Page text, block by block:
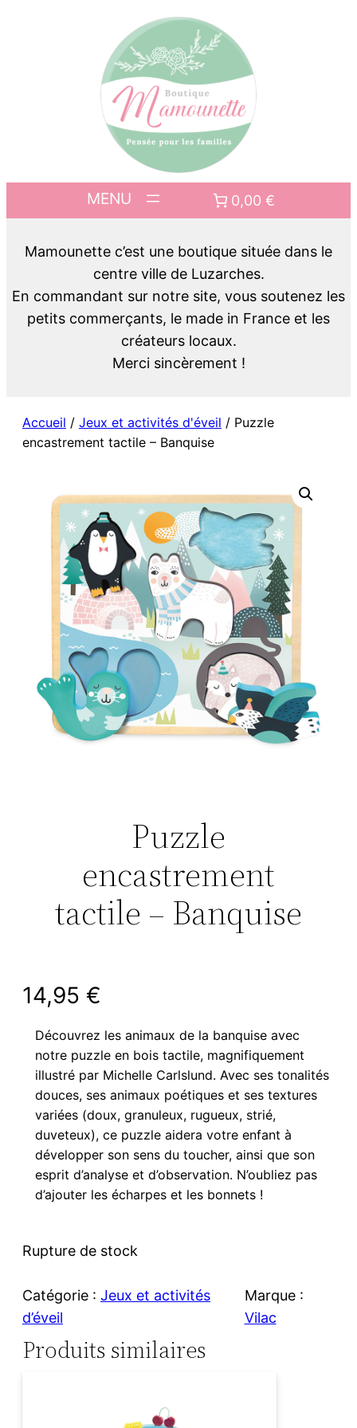
0,00 €
Mamounette c’est une boutique située dans le
centre ville de Luzarches.
En commandant sur notre site, vous soutenez les
petits commerçants, le made in France et les
créateurs locaux.
Merci sincèrement !
Accueil / Jeux et activités d'éveil / Puzzle
encastrement tactile – Banquise
Puzzle
encastrement
tactile – Banquise
14,95 €
Découvrez les animaux de la banquise avec
notre puzzle en bois tactile, magnifiquement
illustré par Michelle Carlslund. Avec ses tonalités
douces, ses animaux poétiques et ses textures
variées (doux, granuleux, rugueux, strié,
duveteux), ce puzzle aidera votre enfant à
développer son sens du toucher, ainsi que son
esprit d’analyse et d’observation. N’oubliez pas
d’ajouter les écharpes et les bonnets !
Rupture de stock
Catégorie : Jeux et activités
d’éveil
Marque :
Vilac
Produits similaires